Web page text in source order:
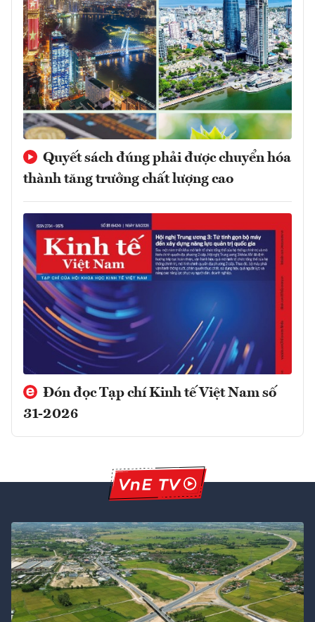
Quyết sách đúng phải được chuyển hóa
thành tăng trưởng chất lượng cao
Đón đọc Tạp chí Kinh tế Việt Nam số
31-2026